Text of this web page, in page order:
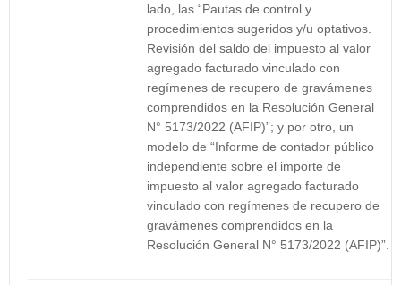
lado, las “Pautas de control y
procedimientos sugeridos y/u optativos.
Revisión del saldo del impuesto al valor
agregado facturado vinculado con
regímenes de recupero de gravámenes
comprendidos en la Resolución General
N° 5173/2022 (AFIP)”; y por otro, un
modelo de “Informe de contador público
independiente sobre el importe de
impuesto al valor agregado facturado
vinculado con regímenes de recupero de
gravámenes comprendidos en la
Resolución General N° 5173/2022 (AFIP)”.